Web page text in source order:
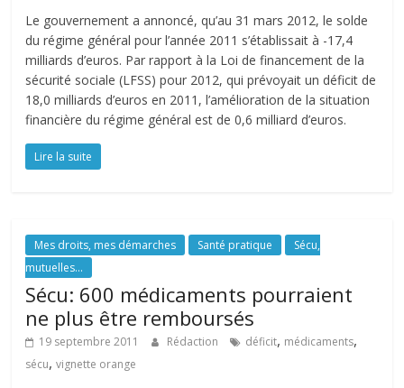
Le gouvernement a annoncé, qu’au 31 mars 2012, le solde
du régime général pour l’année 2011 s’établissait à -17,4
milliards d’euros. Par rapport à la Loi de financement de la
sécurité sociale (LFSS) pour 2012, qui prévoyait un déficit de
18,0 milliards d’euros en 2011, l’amélioration de la situation
financière du régime général est de 0,6 milliard d’euros.
Lire la suite
Mes droits, mes démarches Santé pratique
Sécu,
mutuelles...
Sécu: 600 médicaments pourraient
ne plus être remboursés
19 septembre 2011 Rédaction déficit, médicaments,
sécu,vignette orange